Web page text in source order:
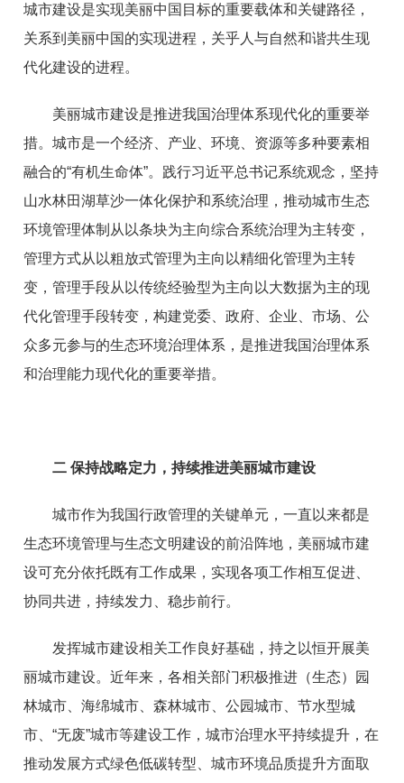
城市建设是实现美丽中国目标的重要载体和关键路径，
关系到美丽中国的实现进程，关乎人与自然和谐共生现
代化建设的进程。
美丽城市建设是推进我国治理体系现代化的重要举
措。城市是一个经济、产业、环境、资源等多种要素相
融合的“有机生命体”。践行习近平总书记系统观念，坚持
山水林田湖草沙一体化保护和系统治理，推动城市生态
环境管理体制从以条块为主向综合系统治理为主转变，
管理方式从以粗放式管理为主向以精细化管理为主转
变，管理手段从以传统经验型为主向以大数据为主的现
代化管理手段转变，构建党委、政府、企业、市场、公
众多元参与的生态环境治理体系，是推进我国治理体系
和治理能力现代化的重要举措。
二保持战略定力，持续推进美丽城市建设
城市作为我国行政管理的关键单元，一直以来都是
生态环境管理与生态文明建设的前沿阵地，美丽城市建
设可充分依托既有工作成果，实现各项工作相互促进、
协同共进，持续发力、稳步前行。
发挥城市建设相关工作良好基础，持之以恒开展美
丽城市建设。近年来，各相关部门积极推进（生态）园
林城市、海绵城市、森林城市、公园城市、节水型城
市、“无废”城市等建设工作，城市治理水平持续提升，在
推动发展方式绿色低碳转型、城市环境品质提升方面取